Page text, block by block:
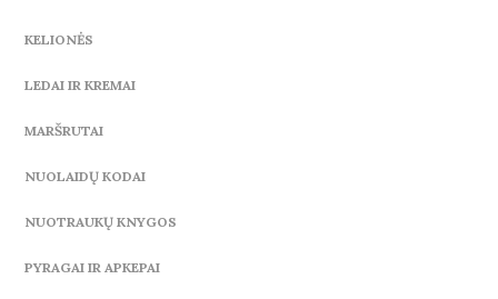
KELIONĖS
LEDAI IR KREMAI
MARŠRUTAI
NUOLAIDŲ KODAI
NUOTRAUKŲ KNYGOS
PYRAGAI IR APKEPAI